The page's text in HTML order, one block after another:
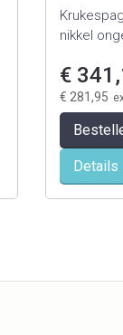
nikkel
€
€ 281,95
Details